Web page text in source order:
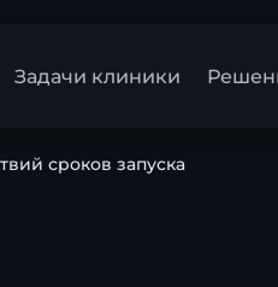
Задачи клиники
сроков запуска